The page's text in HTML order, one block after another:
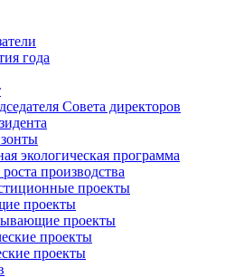
года
Совета директоров
экологическая программа
производства
проекты
проекты
проекты
проекты
проекты